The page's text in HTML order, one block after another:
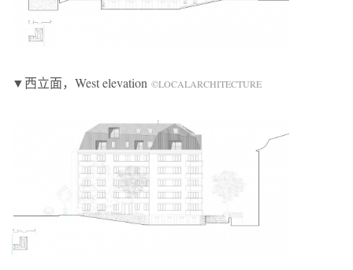
▼西立面，West elevation ©LOCALARCHITECTURE